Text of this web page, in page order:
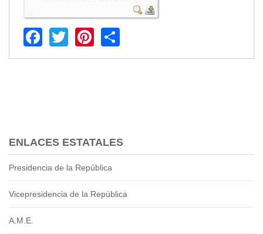
Facebook
TwitterPinterest
ENLACES ESTATALES
Presidencia de la República
Vicepresidencia de la República
A.M.E.